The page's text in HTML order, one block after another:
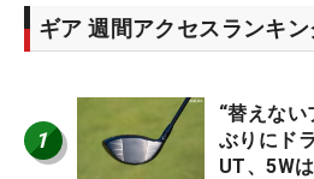
ギア 週間アクセスランキン
1
“替えない
ぶりにド
UT、5W